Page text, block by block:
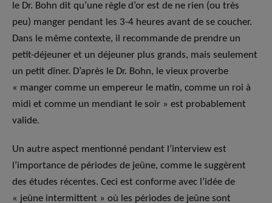
le Dr. Bohn dit qu’une règle d’or est de ne rien (ou très
peu) manger pendant les 3-4 heures avant de se coucher.
Dans le même contexte, il recommande de prendre un
petit-déjeuner et un déjeuner plus grands, mais seulement
un petit dîner. D’après le Dr. Bohn, le vieux proverbe
« manger comme un empereur le matin, comme un roi à
midi et comme un mendiant le soir » est probablement
valide.
Un autre aspect mentionné pendant l’interview est
l’importance de périodes de jeûne, comme le suggèrent
des études récentes. Ceci est conforme avec l’idée de
« jeûne intermittent » où les périodes de jeûne sont